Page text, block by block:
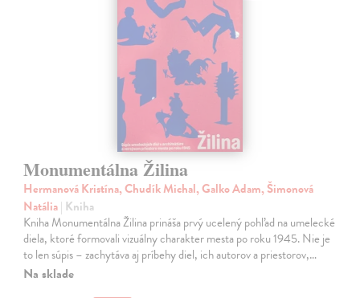
Monumentálna Žilina
Hermanová Kristína, Chudík Michal, Galko Adam, Šimonová
Natália| Kniha
Kniha Monumentálna Žilina prináša prvý ucelený pohľad na umelecké
diela, ktoré formovali vizuálny charakter mesta po roku 1945. Nie je
to len súpis – zachytáva aj príbehy diel, ich autorov a priestorov,…
Na sklade